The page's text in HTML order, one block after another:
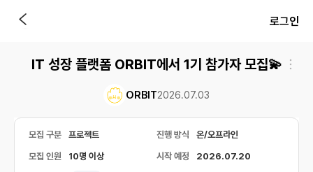
로그인
IT 성장 플랫폼 ORBIT에서 1기 참가자 모집💫
ORBIT2026.07.03
모집 구분 프로젝트 진행 방식 온/오프라인
모집 인원 10명 이상 시작 예정 2026.07.20